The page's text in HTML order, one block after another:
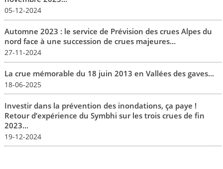
05-12-2024
Automne 2023 : le service de Prévision des crues Alpes du
nord face à une succession de crues majeures...
27-11-2024
La crue mémorable du 18 juin 2013 en Vallées des gaves...
18-06-2025
Investir dans la prévention des inondations, ça paye !
Retour d’expérience du Symbhi sur les trois crues de fin
2023...
19-12-2024